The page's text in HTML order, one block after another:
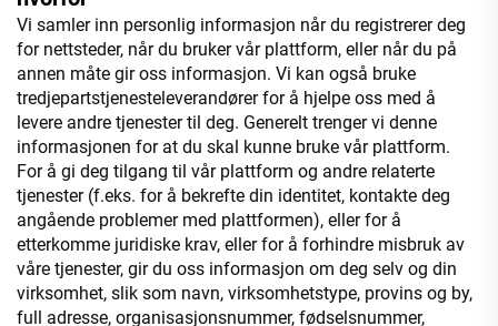
Vi samler inn personlig informasjon når du registrerer deg
for nettsteder, når du bruker vår plattform, eller når du på
annen måte gir oss informasjon. Vi kan også bruke
tredjepartstjenesteleverandører for å hjelpe oss med å
levere andre tjenester til deg. Generelt trenger vi denne
informasjonen for at du skal kunne bruke vår plattform.
For å gi deg tilgang til vår plattform og andre relaterte
tjenester (f.eks. for å bekrefte din identitet, kontakte deg
angående problemer med plattformen), eller for å
etterkomme juridiske krav, eller for å forhindre misbruk av
våre tjenester, gir du oss informasjon om deg selv og din
virksomhet, slik som navn, virksomhetstype, provins og by,
full adresse, organisasjonsnummer, fødselsnummer,